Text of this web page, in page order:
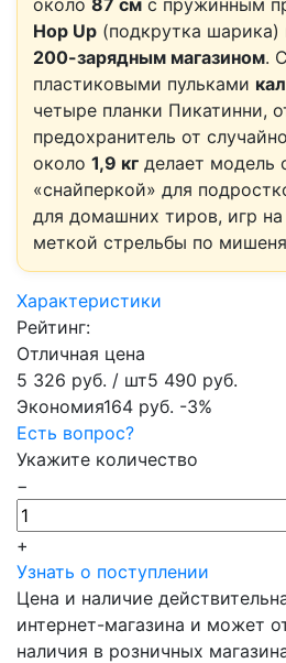
около 87 см с пружинным
Hop Up (подкрутка
200-зарядным магазином.
пластиковыми пульками
четыре планки Пикатинни,
предохранитель от
около 1,9 кг делает модель
«снайперкой» для
для домашних тиров, игр
меткой стрельбы по
Характеристики
Рейтинг:
Отличная цена
5 326 руб. / шт5 490 руб.
Экономия164 руб. -3%
Есть вопрос?
Укажите количество
−
+
Узнать о поступлении
Цена и наличие
интернет-магазина и может
наличия в розничных